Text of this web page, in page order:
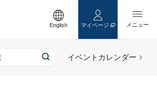
English マイページ